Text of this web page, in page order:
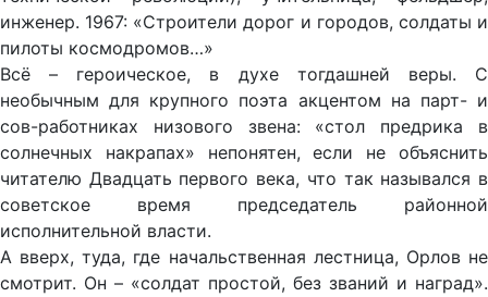
инженер. 1967: «Строители дорог и городов, солдаты и
пилоты космодромов…»
Всё – героическое, в духе тогдашней веры. С
необычным для крупного поэта акцентом на парт- и
сов-работниках низового звена: «стол предрика в
солнечных накрапах» непонятен, если не объяснить
читателю Двадцать первого века, что так назывался в
советское время председатель районной
исполнительной власти.
А вверх, туда, где начальственная лестница, Орлов не
смотрит. Он – «солдат простой, без званий и наград».